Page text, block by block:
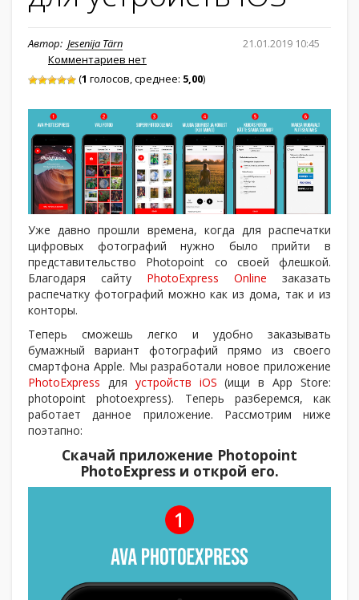
Автор: Jesenija Tärn
21.01.2019 10:45
Комментариев нет
(1 голосов, среднее: 5,00)
Уже давно прошли времена, когда для распечатки
цифровых фотографий нужно было прийти в
представительство Photopoint со своей флешкой.
Благодаря сайту PhotoExpress Online заказать
распечатку фотографий можно как из дома, так и из
конторы.
Теперь сможешь легко и удобно заказывать
бумажный вариант фотографий прямо из своего
смартфона Apple. Мы разработали новое приложение
PhotoExpress для устройств iOS (ищи в App Store:
photopoint photoexpress). Теперь разберемся, как
работает данное приложение. Рассмотрим ниже
поэтапно:
Скачай приложение Photopoint
PhotoExpress и открой его.